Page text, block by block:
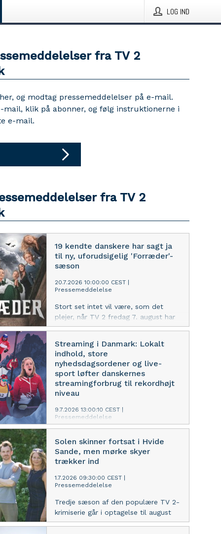
LOG IND
fra TV 2
og modtag pressemeddelelser på e-mail.
mail, klik på abonner, og følg instruktionerne i
e-mail.
fra TV 2
19 kendte danskere har sagt ja
til ny, uforudsigelig 'Forræder'-
sæson
20.7.2026 10:00:00 CEST
Pressemeddelelse
Stort set intet vil være, som det
plejer, når TV 2 fredag 7. august har
premiere på fjerde sæson af
ind i nye 'Forræder'-omgivelser, hvor
de sammen skal skrive et helt nyt
kapitel i mysterieføljetonen.
Streaming i Danmark: Lokalt
indhold, store
nyhedsdagsordener og live-
sport løfter danskernes
streamingforbrug til rekordhøjt
niveau
9.7.2026 13:00:10 CEST |
Pressemeddelelse
streamingforbrug igen nye
højder, idet hver dansker i gennemsnit
bruger 1 time og 24 minutter dagligt
på at streame. Det er 4 minutter
mere end i samme periode de to
Solen skinner fortsat i Hvide
Sande, men mørke skyer
trækker ind
1.7.2026 09:30:00 CEST
Pressemeddelelse
Tredje sæson af den populære TV 2-
krimiserie går i optagelse til august